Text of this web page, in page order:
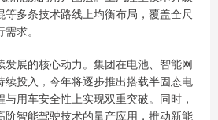
多条技术路线上均衡布局，覆盖全尺
求。
展的核心动力。集团在电池、智能网
投入，今年将逐步推出搭载半固态电
用车安全性上实现双重突破。同时，
阶智能驾驶技术的量产应用，推动新能